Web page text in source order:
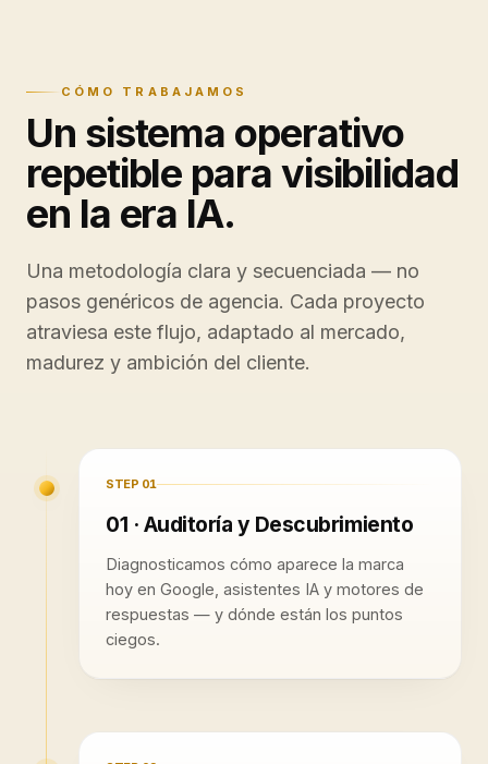
CÓMO TRABAJAMOS
Un sistema operativo
repetible para visibilidad
en la era IA.
Una metodología clara y secuenciada — no
pasos genéricos de agencia. Cada proyecto
atraviesa este flujo, adaptado al mercado,
madurez y ambición del cliente.
STEP 01
01 · Auditoría y Descubrimiento
Diagnosticamos cómo aparece la marca
hoy en Google, asistentes IA y motores de
respuestas — y dónde están los puntos
ciegos.